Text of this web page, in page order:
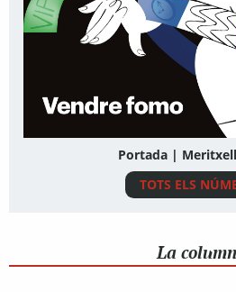
Portada |
TOTS ELS
La